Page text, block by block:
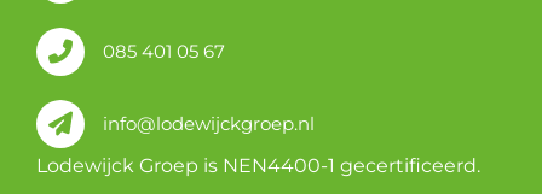
085 401 05 67
info@lodewijckgroep.nl
Lodewijck Groep is NEN4400-1 gecertificeerd.